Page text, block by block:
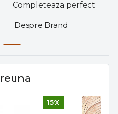
Completeaza perfect
Despre Brand
15%